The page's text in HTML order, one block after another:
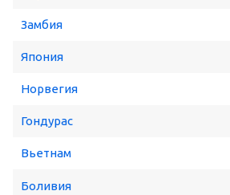
Замбия
Япония
Норвегия
Гондурас
Вьетнам
Боливия